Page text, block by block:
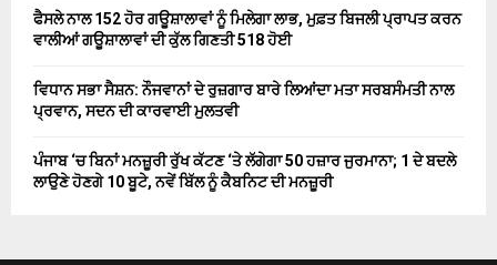
ਫੈਸਲੇ ਨਾਲ 152 ਹੋਰ ਗਊਸ਼ਾਲਾਵਾਂ ਨੂੰ ਮਿਲੇਗਾ ਲਾਭ, ਮੁਫ਼ਤ ਬਿਜਲੀ ਪ੍ਰਾਪਤ ਕਰਨ
ਵਾਲੀਆਂ ਗਊਸ਼ਾਲਾਵਾਂ ਦੀ ਕੁੱਲ ਗਿਣਤੀ 518 ਹੋਈ
ਵਿਧਾਨ ਸਭਾ ਸੈਸ਼ਨ: ਨੌਜਵਾਨਾਂ ਦੇ ਰੁਜ਼ਗਾਰ ਬਾਰੇ ਲਿਆਂਦਾ ਮਤਾ ਸਰਬਸੰਮਤੀ ਨਾਲ
ਪ੍ਰਵਾਨ, ਸਦਨ ਦੀ ਕਾਰਵਾਈ ਮੁਲਤਵੀ
ਪੰਜਾਬ ‘ਚ ਬਿਨਾਂ ਮਨਜ਼ੂਰੀ ਰੁੱਖ ਕੱਟਣ ‘ਤੇ ਲੱਗੇਗਾ 50 ਹਜ਼ਾਰ ਜੁਰਮਾਨਾ; 1 ਦੇ ਬਦਲੇ
ਲਾਉਣੇ ਹੋਣਗੇ 10 ਬੂਟੇ, ਨਵੇਂ ਬਿੱਲ ਨੂੰ ਕੈਬਨਿਟ ਦੀ ਮਨਜ਼ੂਰੀ